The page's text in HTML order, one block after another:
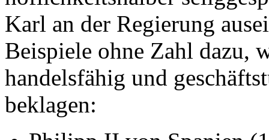
Karl an der Regierung
Beispiele ohne Zahl dazu,
handelsfähig und
beklagen: